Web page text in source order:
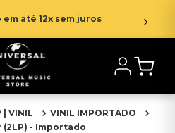
até 12x sem juros
| VINIL
VINIL IMPORTADO
(2LP) - Importado